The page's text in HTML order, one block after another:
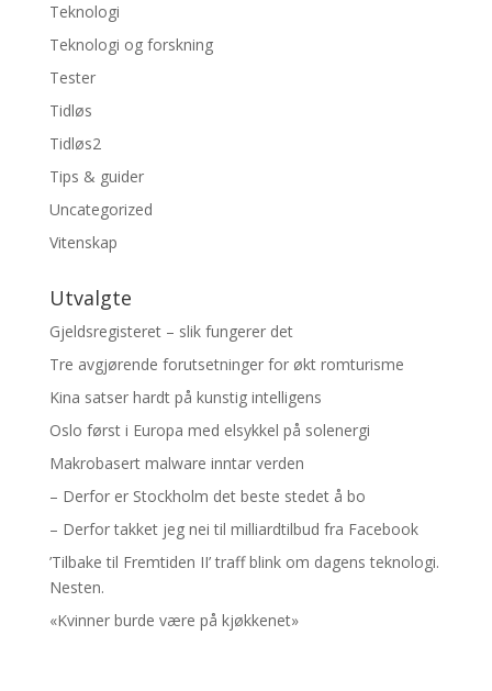
Teknologi
Teknologi og forskning
Tester
Tidløs
Tidløs2
Tips & guider
Uncategorized
Vitenskap
Utvalgte
Gjeldsregisteret – slik fungerer det
Tre avgjørende forutsetninger for økt romturisme
Kina satser hardt på kunstig intelligens
Oslo først i Europa med elsykkel på solenergi
Makrobasert malware inntar verden
– Derfor er Stockholm det beste stedet å bo
– Derfor takket jeg nei til milliardtilbud fra Facebook
’Tilbake til Fremtiden II’ traff blink om dagens teknologi.
Nesten.
«Kvinner burde være på kjøkkenet»